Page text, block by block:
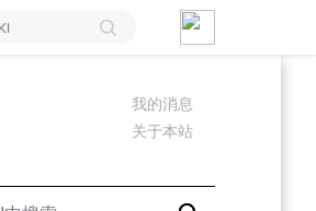
我的消息
关于本站